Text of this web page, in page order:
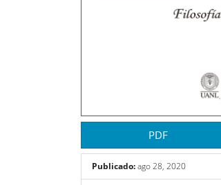
PDF
Publicado:ago 28, 2020